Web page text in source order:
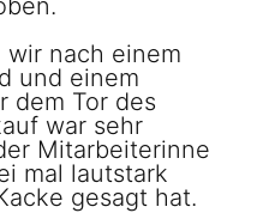
wir nach einem
und einem
dem Tor des
war sehr
Mitarbeiterinne
mal lautstark
gesagt hat.